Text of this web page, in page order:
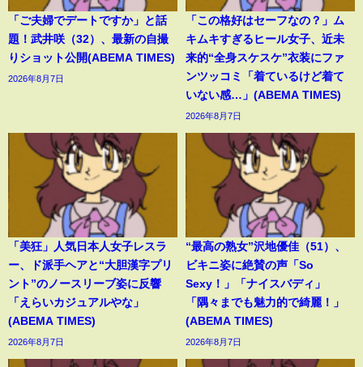
「ご夫婦でデートですか」と話
題！武井咲（32）、最新の自撮
りショット公開(ABEMA TIMES)
2026年8月7日
「この格好はセーフなの？」ム
キムキすぎるヒール女子、近未
来的“全身スケスケ”衣装にファ
ンツッコミ「着ているけど着て
いない感…」(ABEMA TIMES)
2026年8月7日
「美狂」人気日本人女子レスラ
ー、ド派手ヘアと“大胆漢字プリ
ント”のノースリーブ姿に反響
「えらいカジュアルやな」
(ABEMA TIMES)
2026年8月7日
“最高の熟女”沢地優佳（51）、
ビキニ姿に絶賛の声「So
Sexy！」「ナイスバディ」
「隅々までも魅力的で綺麗！」
(ABEMA TIMES)
2026年8月7日